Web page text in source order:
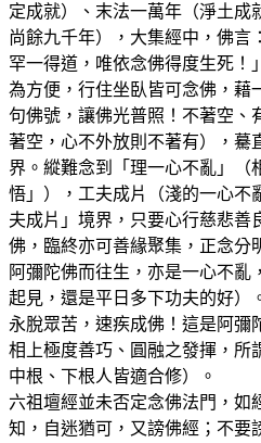
定成就）、末法一萬年（淨土成
尚餘九千年），大集經中，佛言
罕一得道，唯依念佛得度生死！
為方便，行住坐臥皆可念佛，藉
句佛號，讓佛光普照！不著空、
著空，心不外放則不著有），驀
界。縱難念到「理一心不亂」（
悟」），工夫成片（淺的一心不
夫成片」境界，只要心行慈悲善
佛，臨終亦可善緣聚集，正念分
阿彌陀佛而往生，亦是一心不
起見，還是平日多下功夫的好）
永脫眾苦，速疾成佛！這是阿彌
相上極度善巧、圓融之發揮，所
中根、下根人皆適合修）。
六祖壇經並未否定念佛法門，
知，自迷猶可，又謗佛經；不要